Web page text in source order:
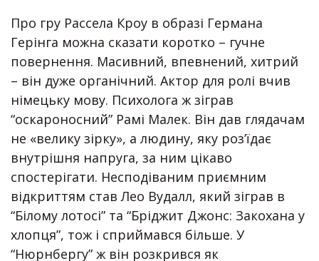
Про гру Рассела Кроу в образі Германа
Герінга можна сказати коротко – гучне
повернення. Масивний, впевнений, хитрий
– він дуже органічний. Актор для ролі вчив
німецьку мову. Психолога ж зіграв
“оскароносний” Рамі Малек. Він дав глядачам
не «велику зірку», а людину, яку роз’їдає
внутрішня напруга, за ним цікаво
спостерігати. Несподіваним приємним
відкриттям став Лео Вудалл, який зіграв в
“Білому лотосі” та “Бріджит Джонс: Закохана у
хлопця”, тож і сприймався більше. У
“Нюрнбергу” ж він розкрився як